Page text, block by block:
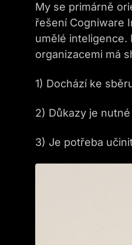
My se primárně
řešení Cogniware
umělé inteligence.
organizacemi má
1) Dochází ke
2) Důkazy je
3) Je potřeba